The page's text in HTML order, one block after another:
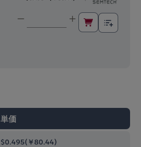
単価
$0.495(￥80.44)